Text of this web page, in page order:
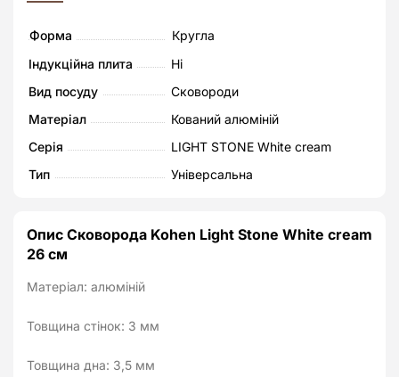
Форма
Кругла
Індукційна плита
Ні
Вид посуду
Сковороди
Матеріал
Кований алюміній
Серія
LIGHT STONE White cream
Тип
Універсальна
Опис Сковорода Kohen Light Stone White cream
26 см
Матеріал: алюміній
Товщина стінок: 3 мм
Товщина дна: 3,5 мм